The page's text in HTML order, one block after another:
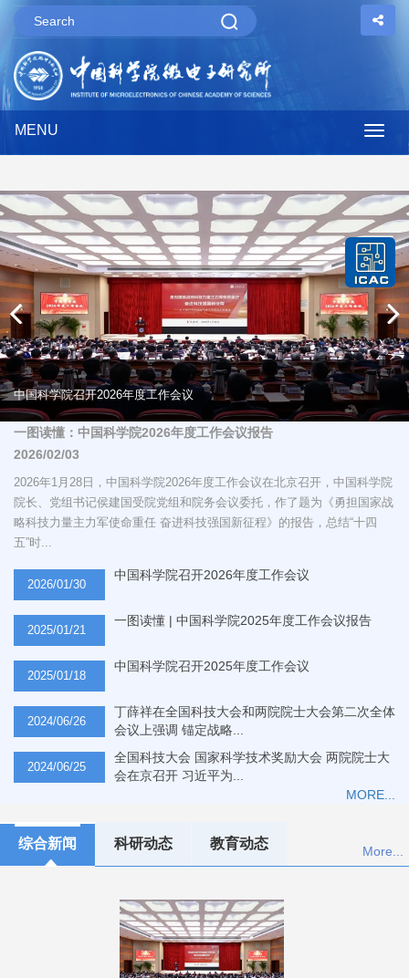
MENU
一图读懂：中国科学院2026年度工作会议报告
中国科学院召开2026年度工作会议
一图读懂 | 中国科学院2025年度工作会议报告
中国科学院召开2025年度工作会议
丁薛祥在全国科技大会和两院院士大会第二次全体会议上强调 锚定战略
目标 抓好重点任务 确保如期建成科技强国
一图读懂：中国科学院2026年度工作会议报告
2026/02/03
2026年1月28日，中国科学院2026年度工作会议在北京召开，中国科学院
院长、党组书记侯建国受院党组和院务会议委托，作了题为《勇担国家战
略科技力量主力军使命重任 奋进科技强国新征程》的报告，总结“十四
五”时...
2026/01/30
中国科学院召开2026年度工作会议
2025/01/21
一图读懂 | 中国科学院2025年度工作会议报告
2025/01/18
中国科学院召开2025年度工作会议
2024/06/26
丁薛祥在全国科技大会和两院院士大会第二次全体
会议上强调 锚定战略...
2024/06/25
全国科技大会 国家科学技术奖励大会 两院院士大
会在京召开 习近平为...
MORE...
综合新闻 More...
科研动态 教育动态